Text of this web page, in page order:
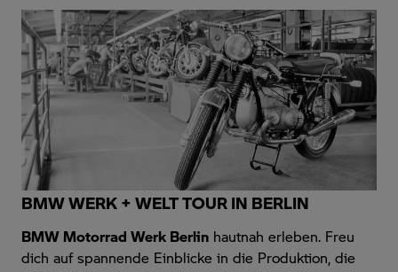
BMW WERK + WELT TOUR IN BERLIN
BMW Motorrad Werk Berlin hautnah erleben. Freu
dich auf spannende Einblicke in die Produktion, die